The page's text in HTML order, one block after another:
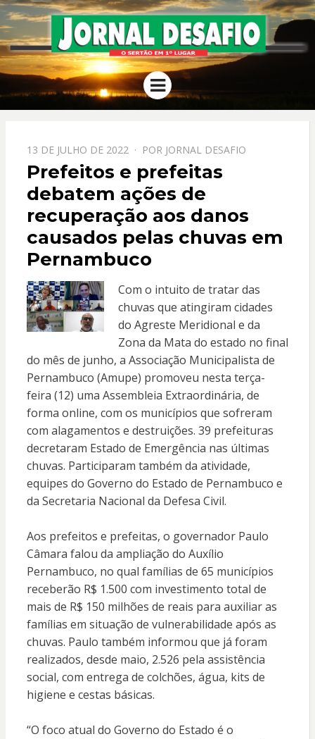
JORNAL
DESAFIO
O Sertão em 1º Lugar
Menu
PPOSTADO
EM
13 DE JULHO DE 2022 POR JORNAL DESAFIO
Prefeitos e prefeitas
debatem ações de
recuperação aos danos
causados pelas chuvas em
Pernambuco
Com o intuito de tratar das
chuvas que atingiram cidades
do Agreste Meridional e da
Zona da Mata do estado no final
do mês de junho, a Associação Municipalista de
Pernambuco (Amupe) promoveu nesta terça-
feira (12) uma Assembleia Extraordinária, de
forma online, com os municípios que sofreram
com alagamentos e destruições. 39 prefeituras
decretaram Estado de Emergência nas últimas
chuvas. Participaram também da atividade,
equipes do Governo do Estado de Pernambuco e
da Secretaria Nacional da Defesa Civil.
Aos prefeitos e prefeitas, o governador Paulo
Câmara falou da ampliação do Auxílio
Pernambuco, no qual famílias de 65 municípios
receberão R$ 1.500 com investimento total de
mais de R$ 150 milhões de reais para auxiliar as
famílias em situação de vulnerabilidade após as
chuvas. Paulo também informou que já foram
realizados, desde maio, 2.526 pela assistência
social, com entrega de colchões, água, kits de
higiene e cestas básicas.
“O foco atual do Governo do Estado é o